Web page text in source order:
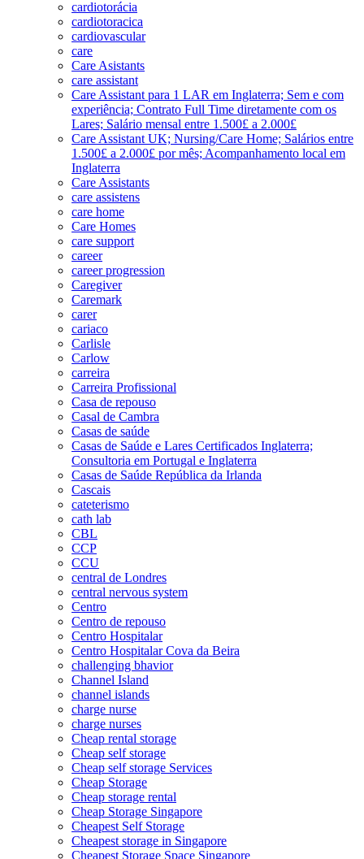
cardiotorácia
cardiotoracica
cardiovascular
care
Care Asistants
care assistant
Care Assistant para 1 LAR em Inglaterra; Sem e com
experiência; Contrato Full Time diretamente com os
Lares; Salário mensal entre 1.500£ a 2.000£
Care Assistant UK; Nursing/Care Home; Salários entre
1.500£ a 2.000£ por mês; Acompanhamento local em
Inglaterra
Care Assistants
care assistens
care home
Care Homes
care support
career
career progression
Caregiver
Caremark
carer
cariaco
Carlisle
Carlow
carreira
Carreira Profissional
Casa de repouso
Casal de Cambra
Casas de saúde
Casas de Saúde e Lares Certificados Inglaterra;
Consultoria em Portugal e Inglaterra
Casas de Saúde República da Irlanda
Cascais
cateterismo
cath lab
CBL
CCP
CCU
central de Londres
central nervous system
Centro
Centro de repouso
Centro Hospitalar
Centro Hospitalar Cova da Beira
challenging bhavior
Channel Island
channel islands
charge nurse
charge nurses
Cheap rental storage
Cheap self storage
Cheap self storage Services
Cheap Storage
Cheap storage rental
Cheap Storage Singapore
Cheapest Self Storage
Cheapest storage in Singapore
Cheapest Storage Space Singapore